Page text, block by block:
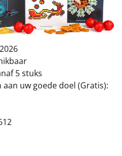
5 stuks
uw goede doel (Gratis):